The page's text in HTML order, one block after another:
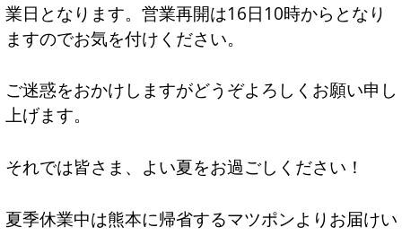
業日となります。営業再開は16日10時からとなり
ますのでお気を付けください。
ご迷惑をおかけしますがどうぞよろしくお願い申し
上げます。
それでは皆さま、よい夏をお過ごしください！
夏季休業中は熊本に帰省するマツポンよりお届けい